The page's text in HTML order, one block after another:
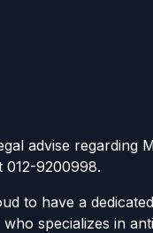
advise regarding
012-9200998.
to have a
specializes in